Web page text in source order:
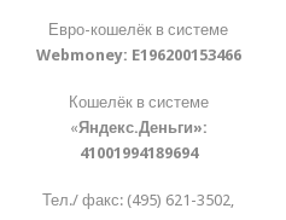
Евро-кошелёк в системе
Webmoney: E196200153466
Кошелёк в системе
«Яндекс.Деньги»:
41001994189694
Тел./ факс: (495) 621-3502,